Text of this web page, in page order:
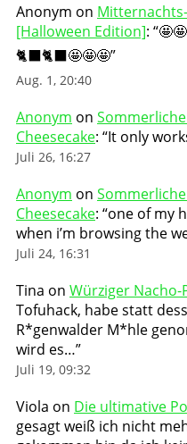
Anonym on
[Halloween Edition]: “
🐈‍⬛🐈‍⬛🤩🤩🤩”
Aug. 1, 20:40
Anonym on
Cheesecake: “It only
Juli 26, 16:27
Anonym on
Cheesecake: “one of my
when i’m browsing the
Juli 24, 16:31
Tina on Würziger Nacho-
Tofuhack, habe statt
R*genwalder M*hle
wird es…”
Juli 19, 09:32
Viola on Die ultimative
gesagt weiß ich nicht